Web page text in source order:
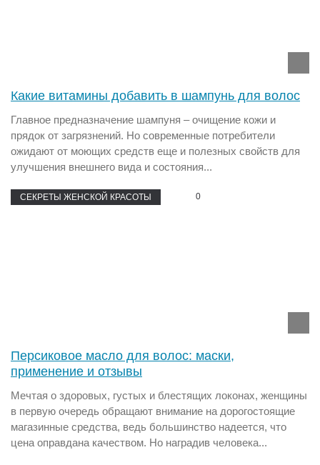
Какие витамины добавить в шампунь для волос
Главное предназначение шампуня – очищение кожи и
прядок от загрязнений. Но современные потребители
ожидают от моющих средств еще и полезных свойств для
улучшения внешнего вида и состояния...
СЕКРЕТЫ ЖЕНСКОЙ КРАСОТЫ 0
Персиковое масло для волос: маски,
применение и отзывы
Мечтая о здоровых, густых и блестящих локонах, женщины
в первую очередь обращают внимание на дорогостоящие
магазинные средства, ведь большинство надеется, что
цена оправдана качеством. Но наградив человека...